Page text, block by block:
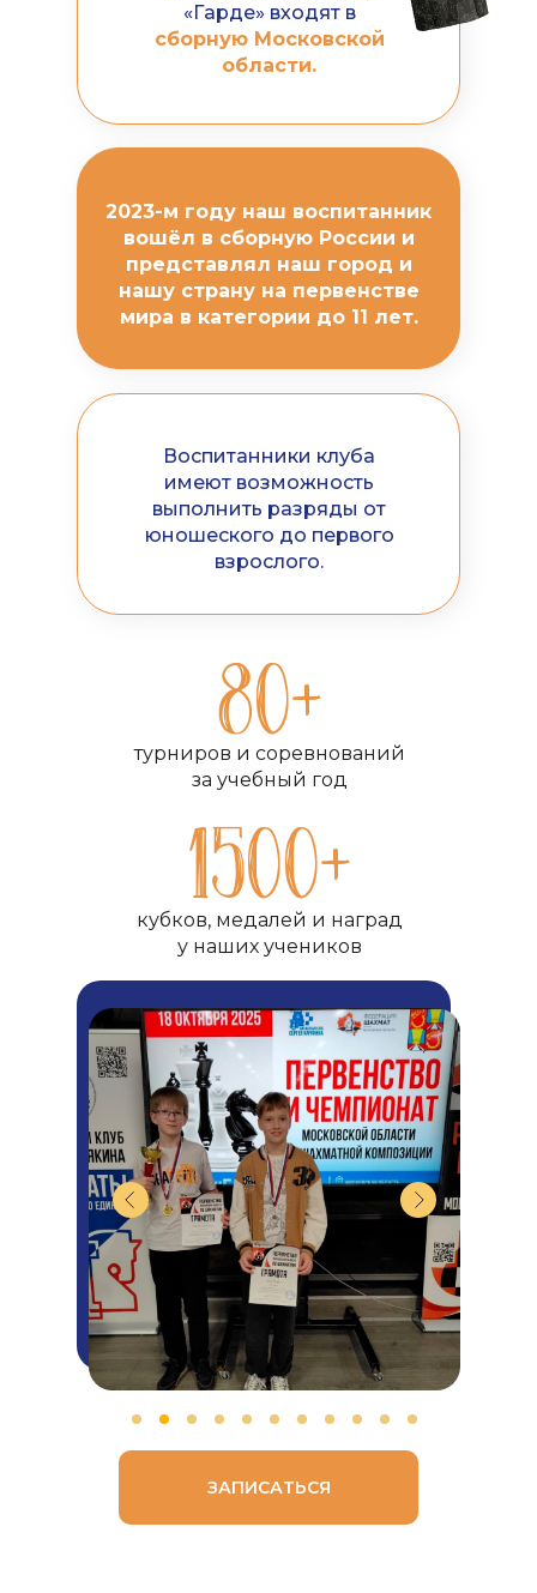
80+
ЗАПИСАТЬСЯ
турниров и соревнований
за учебный год
1500+
кубков, медалей и наград
у наших учеников
«Гарде» входят в
сборную Московской
области.
Воспитанники клуба
имеют возможность
выполнить разряды от
юношеского до первого
взрослого.
2023-м году наш воспитанник
вошёл в сборную России и
представлял наш город и
нашу страну на первенстве
мира в категории до 11 лет.